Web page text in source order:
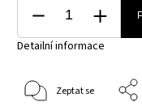
Detailní informace
Zeptat se